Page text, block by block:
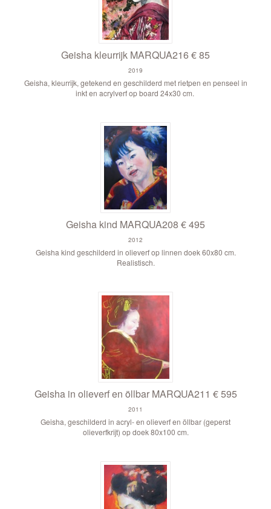
Geisha kleurrijk MARQUA216 € 85
2019
Geisha, kleurrijk, getekend en geschilderd met rietpen en penseel in
inkt en acrylverf op board 24x30 cm.
Geisha kind MARQUA208 € 495
2012
Geisha kind geschilderd in olieverf op linnen doek 60x80 cm.
Realistisch.
Geisha in olieverf en öllbar MARQUA211 € 595
2011
Geisha, geschilderd in acryl- en olieverf en öllbar (geperst
olieverfkrijt) op doek 80x100 cm.